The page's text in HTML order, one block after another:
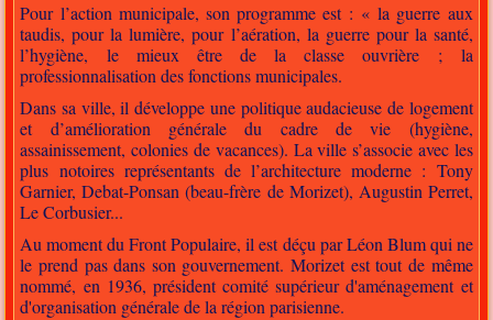
Pour l’action municipale, son programme est : « la guerre aux
taudis, pour la lumière, pour l’aération, la guerre pour la santé,
l’hygiène, le mieux être de la classe ouvrière ; la
professionnalisation des fonctions municipales.
Dans sa ville, il développe une politique audacieuse de logement
et d’amélioration générale du cadre de vie (hygiène,
assainissement, colonies de vacances). La ville s’associe avec les
plus notoires représentants de l’architecture moderne : Tony
Garnier, Debat-Ponsan (beau-frère de Morizet), Augustin Perret,
Le Corbusier...
Au moment du Front Populaire, il est déçu par Léon Blum qui ne
le prend pas dans son gouvernement. Morizet est tout de même
nommé, en 1936, président comité supérieur d'aménagement et
d'organisation générale de la région parisienne.